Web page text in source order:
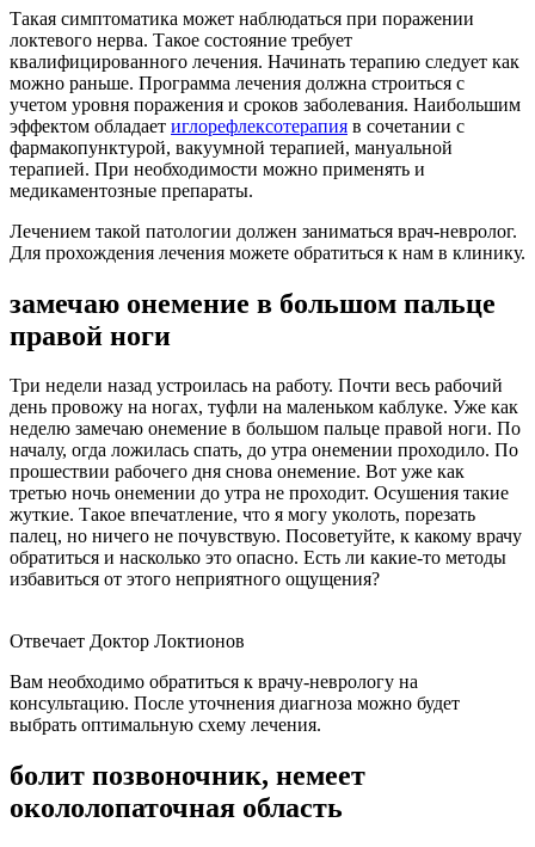
Такая симптоматика может наблюдаться при поражении
локтевого нерва. Такое состояние требует
квалифицированного лечения. Начинать терапию следует как
можно раньше. Программа лечения должна строиться с
учетом уровня поражения и сроков заболевания. Наибольшим
эффектом обладает иглорефлексотерапия в сочетании с
фармакопунктурой, вакуумной терапией, мануальной
терапией. При необходимости можно применять и
медикаментозные препараты.
Лечением такой патологии должен заниматься врач-невролог.
Для прохождения лечения можете обратиться к нам в клинику.
замечаю онемение в большом пальце
правой ноги
Три недели назад устроилась на работу. Почти весь рабочий
день провожу на ногах, туфли на маленьком каблуке. Уже как
неделю замечаю онемение в большом пальце правой ноги. По
началу, огда ложилась спать, до утра онемении проходило. По
прошествии рабочего дня снова онемение. Вот уже как
третью ночь онемении до утра не проходит. Осушения такие
жуткие. Такое впечатление, что я могу уколоть, порезать
палец, но ничего не почувствую. Посоветуйте, к какому врачу
обратиться и насколько это опасно. Есть ли какие-то методы
избавиться от этого неприятного ощущения?
Отвечает Доктор Локтионов
Вам необходимо обратиться к врачу-неврологу на
консультацию. После уточнения диагноза можно будет
выбрать оптимальную схему лечения.
болит позвоночник, немеет
окололопаточная область